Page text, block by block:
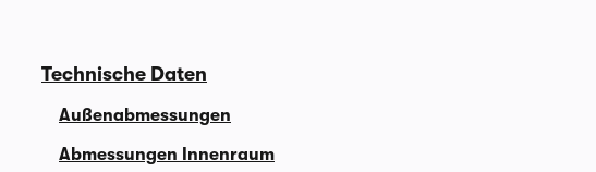
Technische Daten
Außenabmessungen
Abmessungen Innenraum